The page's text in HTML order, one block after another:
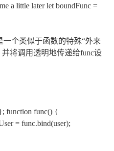
a little later let boundFunc =
一个类似于函数的特殊“外来
将调用透明地传递给func设
function func() {
= func.bind(user);